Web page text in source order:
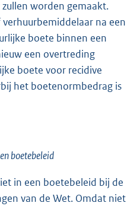
worden gemaakt.
na een
boete binnen een
een overtreding
boete voor recidive
het boetenormbedrag is
boetebeleid
in een boetebeleid bij de
van de Wet. Omdat niet